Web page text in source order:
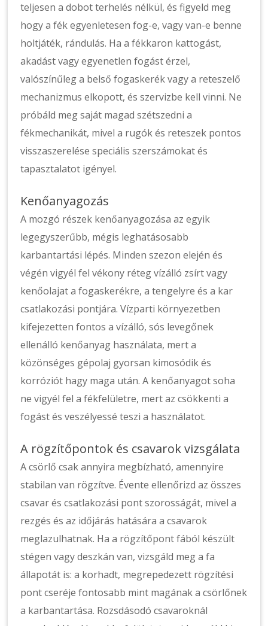
teljesen a dobot terhelés nélkül, és figyeld meg
hogy a fék egyenletesen fog-e, vagy van-e benne
holtjáték, rándulás. Ha a fékkaron kattogást,
akadást vagy egyenetlen fogást érzel,
valószínűleg a belső fogaskerék vagy a reteszelő
mechanizmus elkopott, és szervizbe kell vinni. Ne
próbáld meg saját magad szétszedni a
fékmechanikát, mivel a rugók és reteszek pontos
visszaszerelése speciális szerszámokat és
tapasztalatot igényel.
Kenőanyagozás
A mozgó részek kenőanyagozása az egyik
legegyszerűbb, mégis leghatásosabb
karbantartási lépés. Minden szezon elején és
végén vigyél fel vékony réteg vízálló zsírt vagy
kenőolajat a fogaskerékre, a tengelyre és a kar
csatlakozási pontjára. Vízparti környezetben
kifejezetten fontos a vízálló, sós levegőnek
ellenálló kenőanyag használata, mert a
közönséges gépolaj gyorsan kimosódik és
korróziót hagy maga után. A kenőanyagot soha
ne vigyél fel a fékfelületre, mert az csökkenti a
fogást és veszélyessé teszi a használatot.
A rögzítőpontok és csavarok vizsgálata
A csörlő csak annyira megbízható, amennyire
stabilan van rögzítve. Évente ellenőrizd az összes
csavar és csatlakozási pont szorosságát, mivel a
rezgés és az időjárás hatására a csavarok
meglazulhatnak. Ha a rögzítőpont fából készült
stégen vagy deszkán van, vizsgáld meg a fa
állapotát is: a korhadt, megrepedezett rögzítési
pont cseréje fontosabb mint magának a csörlőnek
a karbantartása. Rozsdásodó csavaroknál